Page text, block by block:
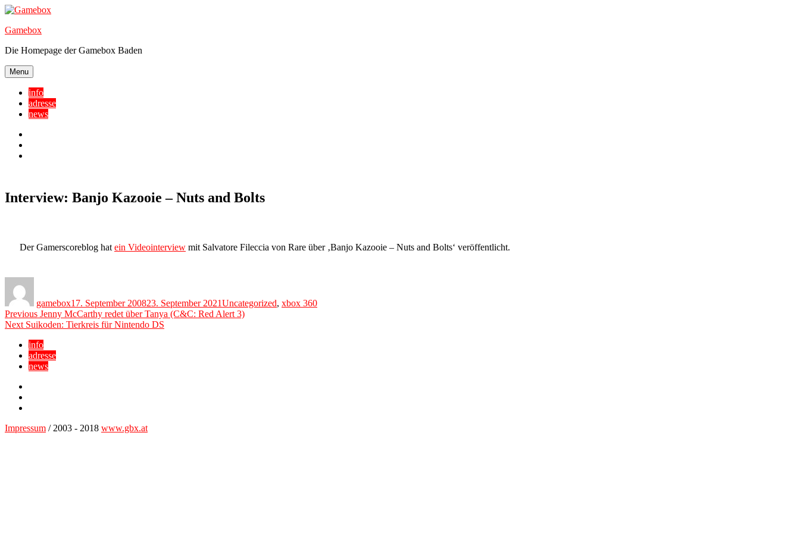
Skip
content
Gamebox
Die Homepage der Gamebox Baden
Menu
info
adresse
news
Interview: Banjo Kazooie – Nuts and Bolts
Der Gamerscoreblog hat ein Videointerview mit Salvatore Fileccia von Rare über ‚Banjo Kazooie – Nuts and Bolts‘ veröffentlicht.
gamebox17. September 200823. September 2021Uncategorized, xbox 360
Beitragsnavigation
Previous Previous
post:
Jenny McCarthy redet über Tanya (C&C: Red Alert 3)
Next Next
Suikoden: Tierkreis für Nintendo DS
info
adresse
news
Impressum / 2003 - 2018 www.gbx.at